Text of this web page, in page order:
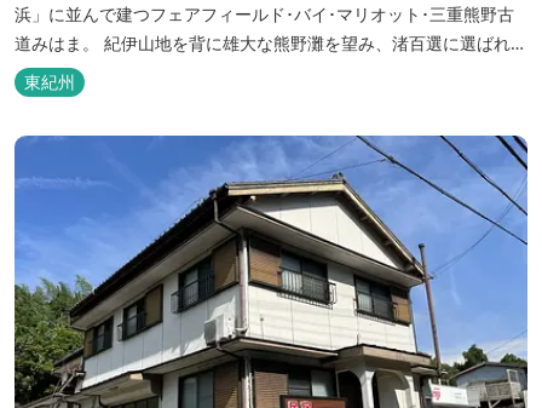
浜」に並んで建つフェアフィールド･バイ･マリオット･三重熊野古
道みはま。 紀伊山地を背に雄大な熊野灘を望み、渚百選に選ばれた
七里御浜海岸などの美しい自然が広がります。一年を通して暖かで
過ごしやすく、季節を通じて穫れる数々の品種のみかんをはじめ、
巡る旅の拠点として、当...
東紀州